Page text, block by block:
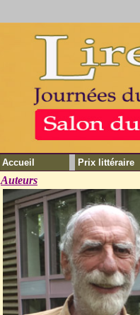
Auteurs
Accueil Prix littéraire